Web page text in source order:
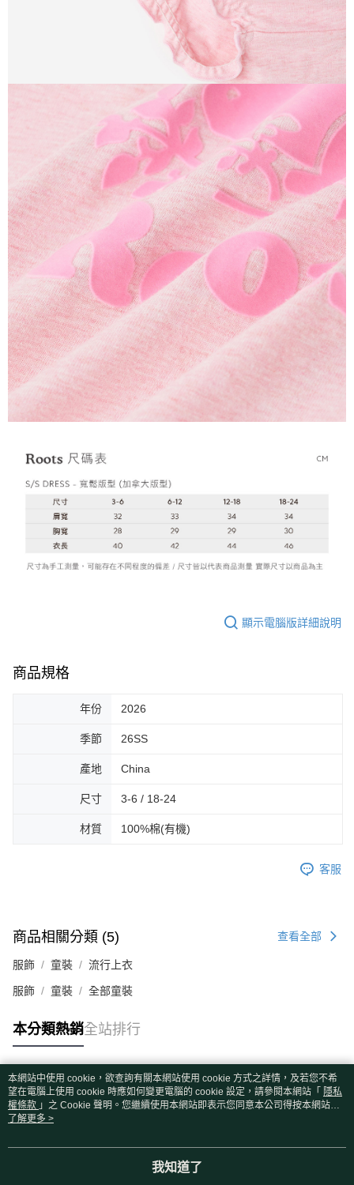
顯示電腦版詳細說明
商品規格
年份 2026
季節 26SS
產地 China
尺寸 3-6 / 18-24
材質 100%棉(有機)
客服
商品相關分類 (5) 查看全部
服飾 童裝 流行上衣
服飾 童裝 全部童裝
本分類熱銷全站排行
熱門標籤
本網站中使用 cookie，欲查詢有關本網站使用 cookie 方式之詳情，及若您不希
望在電腦上使用 cookie 時應如何變更電腦的 cookie 設定，請參閱本網站「 隱私
權條款 」之 Cookie 聲明。您繼續使用本網站即表示您同意本公司得按本網站使
用條款之 Cookie 聲明使用 cookie。
了解更多 >
我知道了